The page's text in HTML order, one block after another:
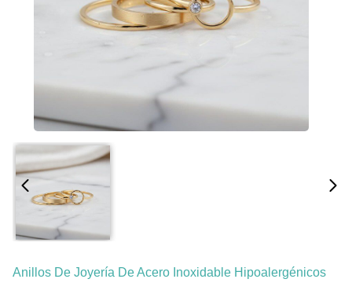
Anillos De Joyería De Acero Inoxidable Hipoalergénicos